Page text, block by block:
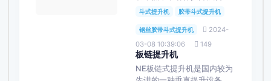
斗式提升机 胶带斗式提升机
钢丝胶带斗式提升机
2024-
03-08 10:39:06
149
板链提升机
NE板链式提升机是国内较为